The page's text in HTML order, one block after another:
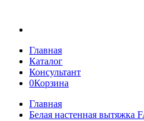
Главная
Каталог
Консультант
0Корзина
Главная
Белая настенная